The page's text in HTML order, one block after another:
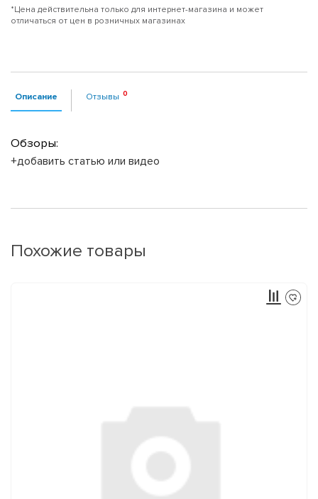
*Цена действительна только для интернет-магазина и может
отличаться от цен в розничных магазинах
Описание Отзывы
Обзоры:
+добавить статью или видео
Похожие товары